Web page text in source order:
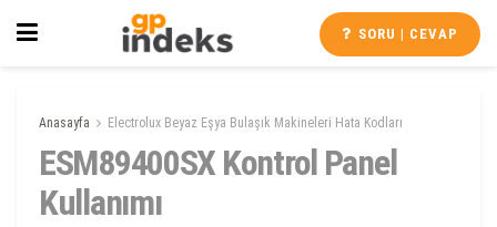
SORU | CEVAP
Anasayfa Electrolux Beyaz Eşya Bulaşık Makineleri Hata Kodları
ESM89400SX Kontrol Panel
Kullanımı